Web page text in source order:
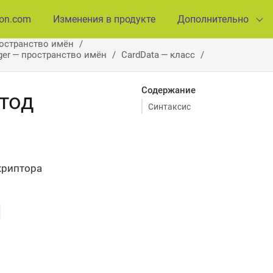
Изменения в продукте Дополнительно
имён
— пространство имён
CardData — класс
Содержание
Синтаксис